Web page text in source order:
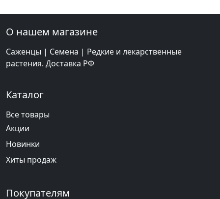
О нашем магазине
Саженцы | Семена | Редкие и лекарственные
растения. Доставка РФ
Каталог
Все товары
Акции
Новинки
Хиты продаж
Покупателям